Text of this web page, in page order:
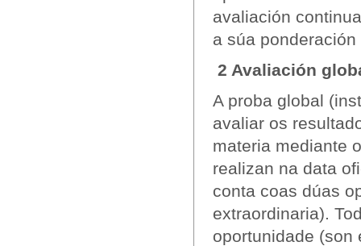
avaliación
a súa
2 Avaliación
A proba global
avaliar os
materia mediante
realizan na data
conta coas dúas
extraordinaria).
oportunidade (son